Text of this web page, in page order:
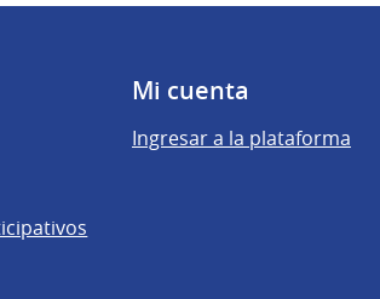
Mi cuenta
Ingresar a la plataforma